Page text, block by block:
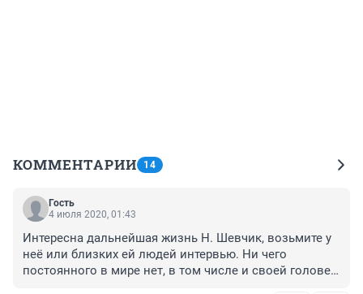
КОММЕНТАРИИ 14
Гость
4 июля 2020, 01:43
Интересна дальнейшая жизнь Н. Шевчик, возьмите у
неё или близких ей людей интервью. Ни чего
постоянного в мире нет, в том числе и своей голове,